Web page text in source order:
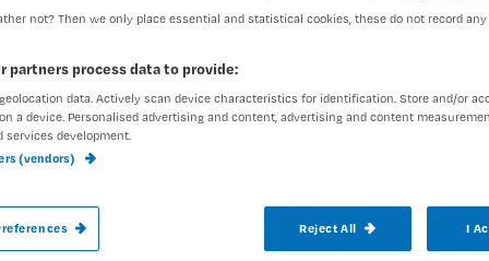
GASTBLOG De intensive care is een
werken. Er komen veel nieuwe prikkels
not? Then we only place essential and statistical cookies, these do not record
partners process data to provide:
data. Actively scan device characteristics for identification. Store and/or
a device. Personalised advertising and content, advertising and content
services development.
(vendors)
Reject All I